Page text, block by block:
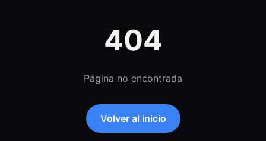
404
Página no encontrada
Volver al inicio